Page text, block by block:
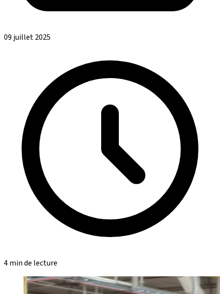
09 juillet 2025
4 min de lecture